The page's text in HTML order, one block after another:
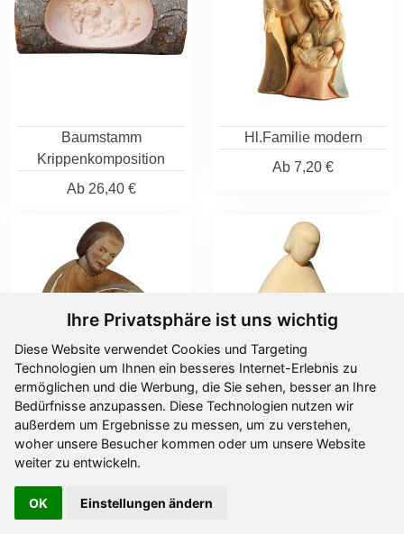
Ihre Privatsphäre ist uns wichtig
Diese Website verwendet Cookies und Targeting
Technologien um Ihnen ein besseres Internet-Erlebnis zu
ermöglichen und die Werbung, die Sie sehen, besser an Ihre
Bedürfnisse anzupassen. Diese Technologien nutzen wir
außerdem um Ergebnisse zu messen, um zu verstehen,
woher unsere Besucher kommen oder um unsere Website
weiter zu entwickeln.
OK Einstellungen ändern
Baumstamm
Krippenkomposition
Ab26,40 €
Hl.Familie modern
Ab 7,20 €
Hl.Familie modern
Design
Hl.Familie